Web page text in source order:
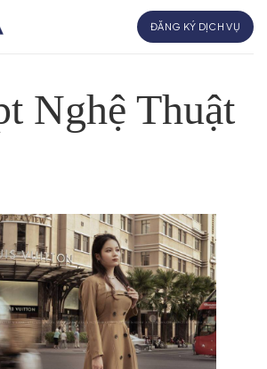
ĐĂNG KÝ DỊCH VỤ
Nghệ Thuật